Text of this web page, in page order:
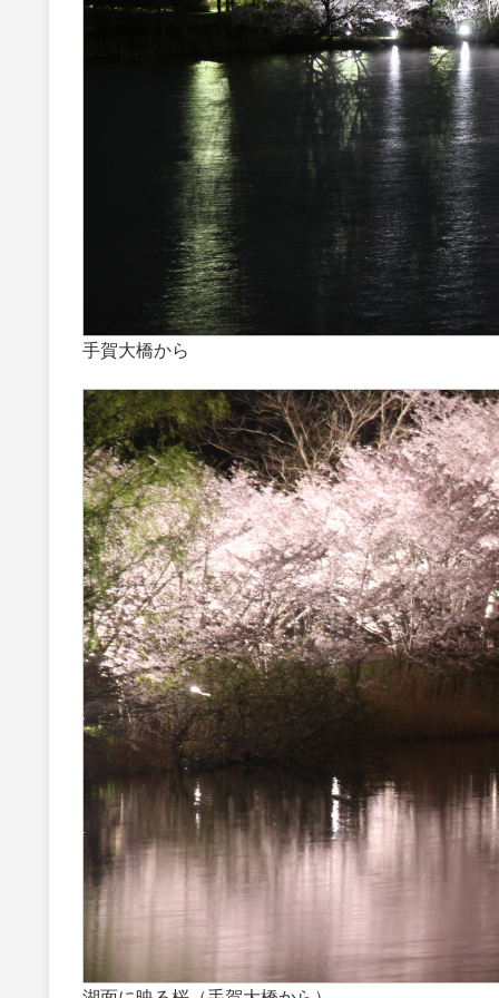
手賀大橋から